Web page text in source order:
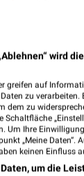
wird
greifen auf
zu
zu
Schaltfläche
Um Ihre
„Meine
keinen Einfluss
um die